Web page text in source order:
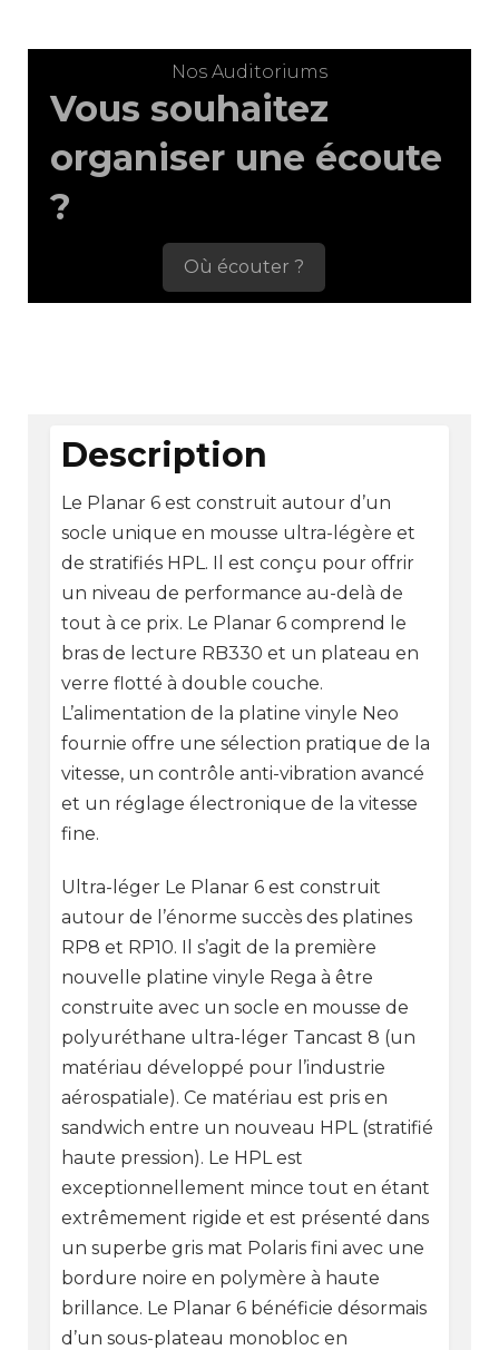
Nos Auditoriums
Vous souhaitez
organiser une écoute
?
Où écouter ?
Description
Le Planar 6 est construit autour d’un
socle unique en mousse ultra-légère et
de stratifiés HPL. Il est conçu pour offrir
un niveau de performance au-delà de
tout à ce prix. Le Planar 6 comprend le
bras de lecture RB330 et un plateau en
verre flotté à double couche.
L’alimentation de la platine vinyle Neo
fournie offre une sélection pratique de la
vitesse, un contrôle anti-vibration avancé
et un réglage électronique de la vitesse
fine.
Ultra-léger Le Planar 6 est construit
autour de l’énorme succès des platines
RP8 et RP10. Il s’agit de la première
nouvelle platine vinyle Rega à être
construite avec un socle en mousse de
polyuréthane ultra-léger Tancast 8 (un
matériau développé pour l’industrie
aérospatiale). Ce matériau est pris en
sandwich entre un nouveau HPL (stratifié
haute pression). Le HPL est
exceptionnellement mince tout en étant
extrêmement rigide et est présenté dans
un superbe gris mat Polaris fini avec une
bordure noire en polymère à haute
brillance. Le Planar 6 bénéficie désormais
d’un sous-plateau monobloc en